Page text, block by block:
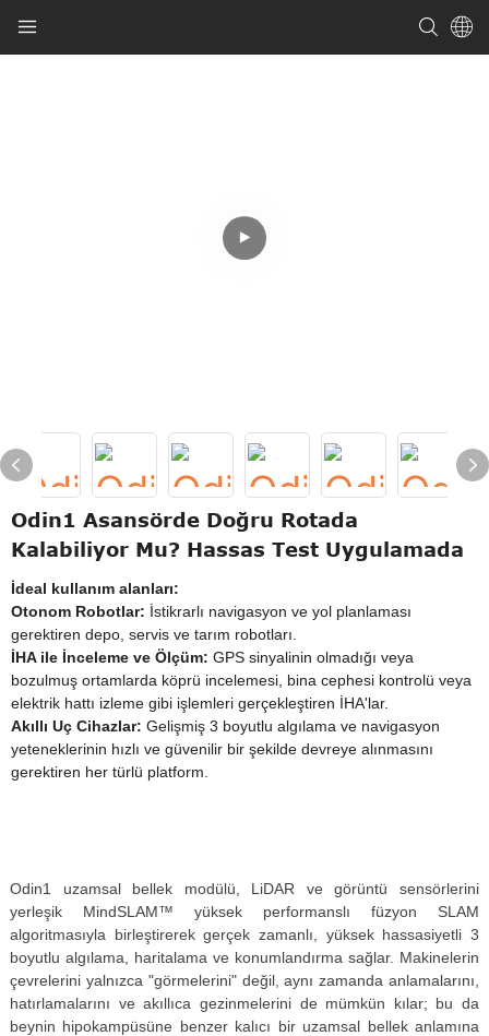
Odin1 Asansörde Doğru Rotada
Kalabiliyor Mu? Hassas Test Uygulamada
İdeal kullanım alanları:
Otonom Robotlar: İstikrarlı navigasyon ve yol planlaması
gerektiren depo, servis ve tarım robotları.
İHA ile İnceleme ve Ölçüm: GPS sinyalinin olmadığı veya
bozulmuş ortamlarda köprü incelemesi, bina cephesi kontrolü veya
elektrik hattı izleme gibi işlemleri gerçekleştiren İHA'lar.
Akıllı Uç Cihazlar: Gelişmiş 3 boyutlu algılama ve navigasyon
yeteneklerinin hızlı ve güvenilir bir şekilde devreye alınmasını
gerektiren her türlü platform.
Odin1 uzamsal bellek modülü, LiDAR ve görüntü sensörlerini
yerleşik MindSLAM™ yüksek performanslı füzyon SLAM
algoritmasıyla birleştirerek gerçek zamanlı, yüksek hassasiyetli 3
boyutlu algılama, haritalama ve konumlandırma sağlar. Makinelerin
çevrelerini yalnızca "görmelerini" değil, aynı zamanda anlamalarını,
hatırlamalarını ve akıllıca gezinmelerini de mümkün kılar; bu da
beynin hipokampüsüne benzer kalıcı bir uzamsal bellek anlamına